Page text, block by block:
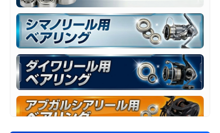
再入荷
ラッキークラフト ワウ33F ティムコオリジナルカ
ラー
📅 2026/08/01 更新
入荷 フィッシュリーグ エギリー ダートマックス 2.5号
中古入荷
【中古】シマノ 23アンタレスDC MD XG（レフ
トハンドル）
中古入荷
【中古 本体のみ】シマノ 23ヴァンキッシュ